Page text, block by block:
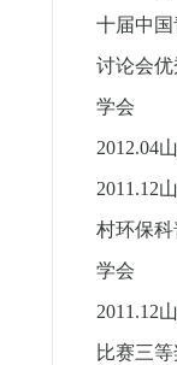
十届中
讨论会
学会
2012.04
2011.12
村环保
学会
2011.12
比赛三等